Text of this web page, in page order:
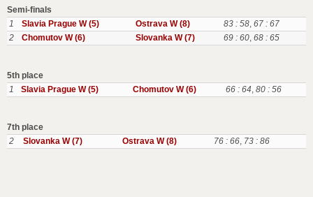
Semi-finals
1
Slavia Prague W (5) Ostrava W (8) 83 : 58, 67 : 67
2
Chomutov W (6) Slovanka W (7) 69 : 60, 68 : 65
5th place
1
Slavia Prague W (5) Chomutov W (6) 66 : 64, 80 : 56
7th place
2
Slovanka W (7) Ostrava W (8) 76 : 66, 73 : 86